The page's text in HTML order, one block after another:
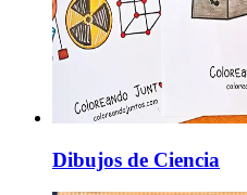
Dibujos de Ciencia